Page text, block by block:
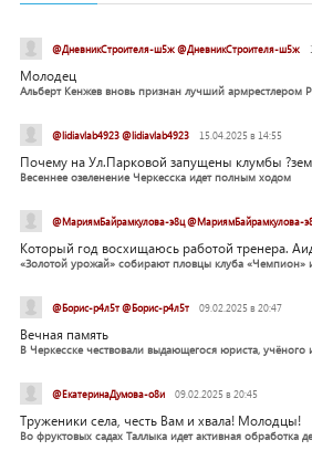
@ДневникСтроителя-ш5ж @ДневникСтроителя-ш5ж
Молодец
Альберт Кенжев вновь признан лучший армрестлером
@lidiavlab4923 @lidiavlab4923 15.04.2025 в 14:55
Почему на Ул.Парковой запущены клумбы
Весеннее озеленение Черкесска идет полным ходом
@МариямБайрамкулова-э8ц @МариямБайрамкулова-
Который год восхищаюсь работой тренера.
«Золотой урожай» собирают пловцы клуба «Чемпион»
@Борис-р4л5т @Борис-р4л5т 09.02.2025 в 20:47
Вечная память
В Черкесске чествовали выдающегося юриста,
@ЕкатеринаДумова-о8и 09.02.2025 в 20:45
Труженики села, честь Вам и хвала! Молодцы!
Во фруктовых садах Таллыка идет активная обработка